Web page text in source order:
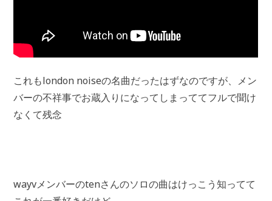
これもlondon noiseの名曲だったはずなのですが、メン
バーの不祥事でお蔵入りになってしまっててフルで聞け
なくて残念
wayvメンバーのtenさんのソロの曲はけっこう知ってて